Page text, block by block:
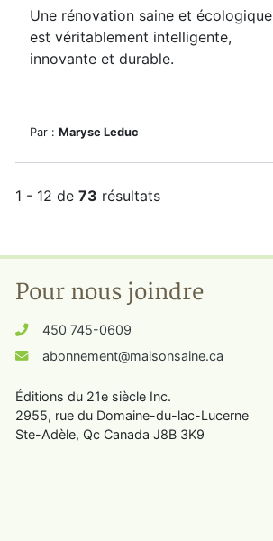
Une rénovation saine et écologique
est véritablement intelligente,
innovante et durable.
Par : Maryse Leduc
1 - 12 de 73 résultats
Pour nous joindre
450 745-0609
abonnement@maisonsaine.ca
Éditions du 21e siècle Inc.
2955, rue du Domaine-du-lac-Lucerne
Ste-Adèle, Qc Canada J8B 3K9